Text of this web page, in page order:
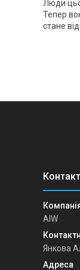
Люди
Тепер
стане
AIW
Янкова